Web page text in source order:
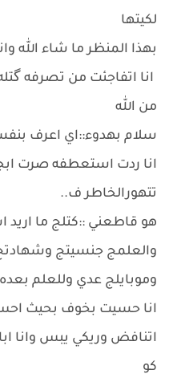
لكيتها
بهذا المنظر ما شاء الله
انا اتفاجئت من تصرفه
من الله
سلام بهدوء::اي اعرف
انا ردت استعطفه صرت
تتهورالخاطر ف..
هو قاطعني ::كتلج ما
والعلمج جنسيتج
وموبايلج عدي وللعلم
انا حسيت بخوف بحيث
اتنافض وريكي يبس وانا
كو